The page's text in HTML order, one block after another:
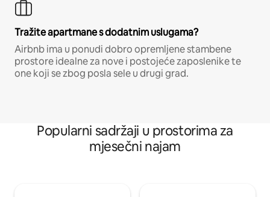
Tražite apartmane s dodatnim uslugama?
Airbnb ima u ponudi dobro opremljene stambene
prostore idealne za nove i postojeće zaposlenike te
one koji se zbog posla sele u drugi grad.
Popularni sadržaji u prostorima za
mjesečni najam